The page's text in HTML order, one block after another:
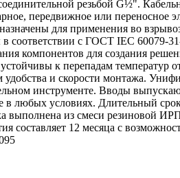
резьбой G½".
передвижное или
для применения во
с ГОСТ IEC 60079-
компонентов для создания
к перепадам
и скорости монтажа.
инструменте. Вводы
в любых условиях. Длительный
из смеси резиновой
составляет 12 месяца с